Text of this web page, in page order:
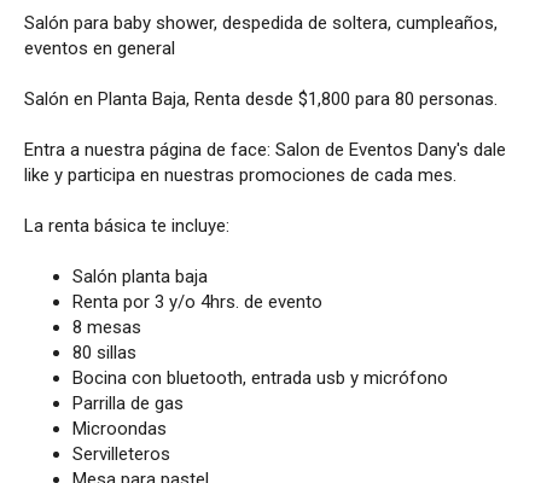
Salón para baby shower, despedida de soltera, cumpleaños,
eventos en general
Salón en Planta Baja, Renta desde $1,800 para 80 personas.
Entra a nuestra página de face: Salon de Eventos Dany's dale
like y participa en nuestras promociones de cada mes.
La renta básica te incluye:
Salón planta baja
Renta por 3 y/o 4hrs. de evento
8 mesas
80 sillas
Bocina con bluetooth, entrada usb y micrófono
Parrilla de gas
Microondas
Servilleteros